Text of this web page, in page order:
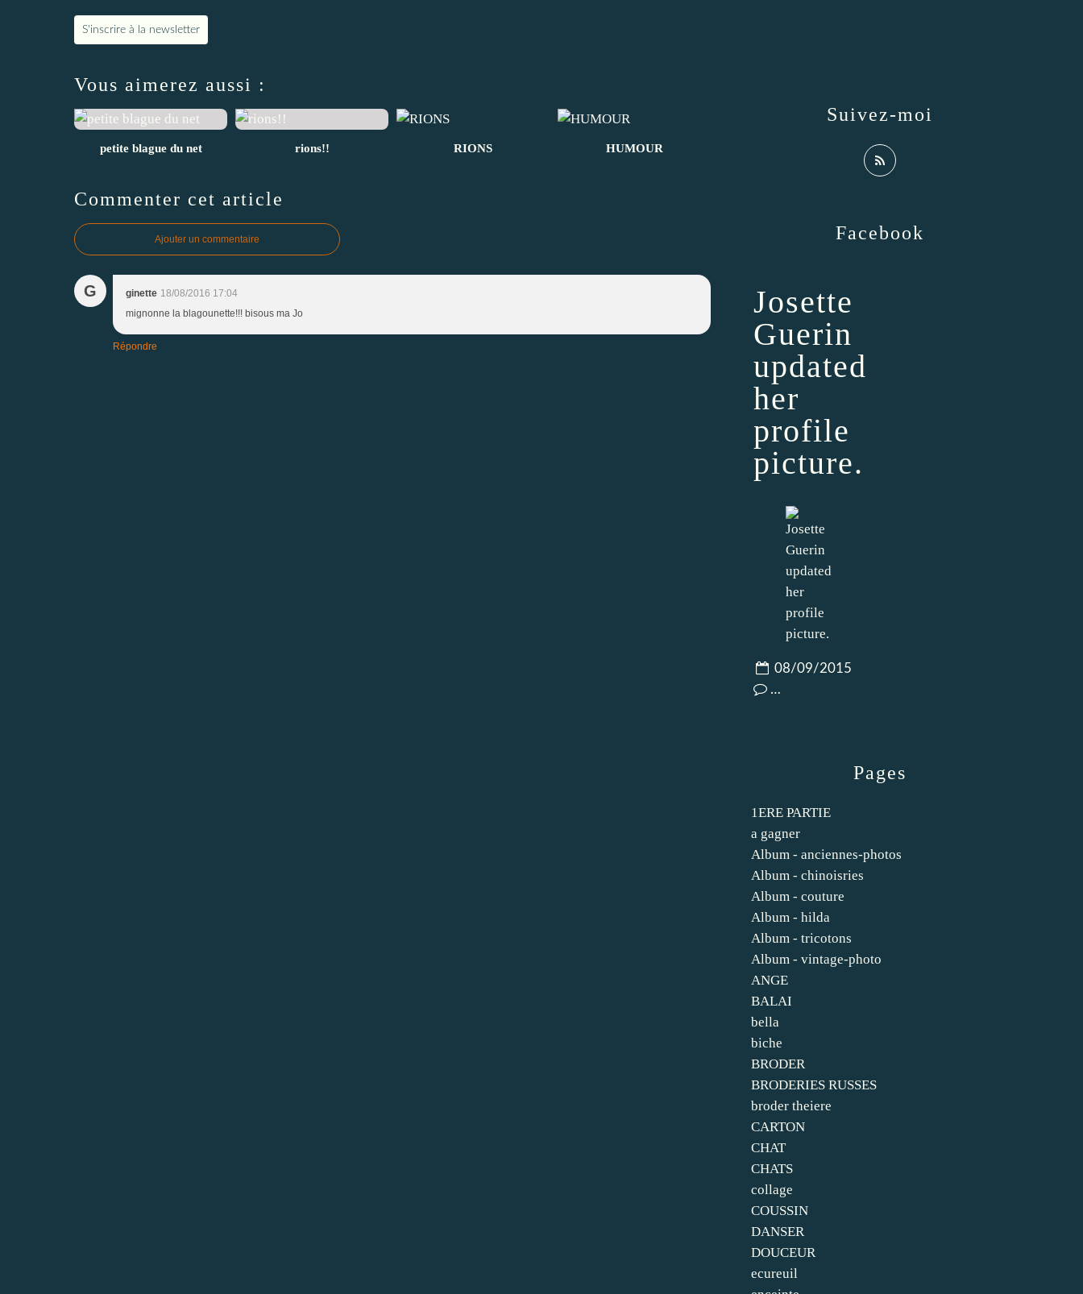
S'inscrire à la newsletter
Vous aimerez aussi :
petite blague du net rions!! RIONS HUMOUR
Commenter cet article
Ajouter un commentaire
G ginette 18/08/2016 17:04
mignonne la blagounette!!! bisous ma Jo
Répondre
Pages
1ERE PARTIE
a gagner
Album - anciennes-photos
Album - chinoisries
Album - couture
Album - hilda
Album - tricotons
Album - vintage-photo
ANGE
BALAI
bella
biche
BRODER
BRODERIES RUSSES
broder theiere
CARTON
CHAT
CHATS
collage
COUSSIN
DANSER
DOUCEUR
ecureuil
Suivez-moi
Facebook
Josette
Guerin
updated
her
profile
picture.
08/09/2015
…